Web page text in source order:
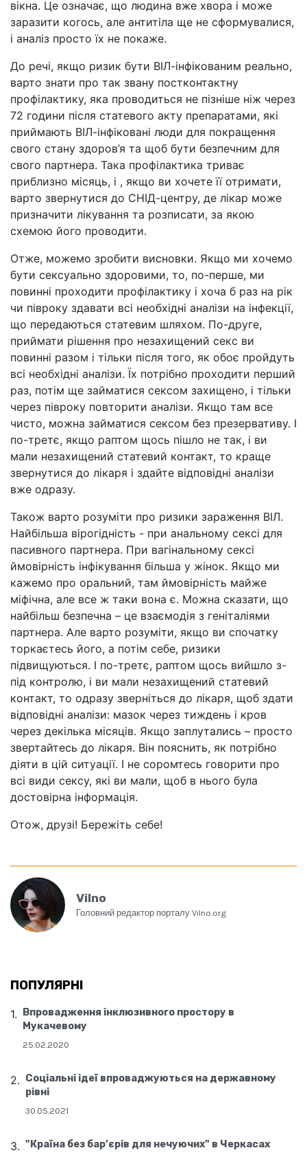
вікна. Це означає, що людина вже хвора і може
заразити когось, але антитіла ще не сформувалися,
і аналіз просто їх не покаже.
До речі, якщо ризик бути ВІЛ-інфікованим реально,
варто знати про так звану постконтактну
профілактику, яка проводиться не пізніше ніж через
72 години після статевого акту препаратами, які
приймають ВІЛ-інфіковані люди для покращення
свого стану здоров’я та щоб бути безпечним для
свого партнера. Така профілактика триває
приблизно місяць, і , якщо ви хочете її отримати,
варто звернутися до СНІД-центру, де лікар може
призначити лікування та розписати, за якою
схемою його проводити.
Отже, можемо зробити висновки. Якщо ми хочемо
бути сексуально здоровими, то, по-перше, ми
повинні проходити профілактику і хоча б раз на рік
чи півроку здавати всі необхідні аналізи на інфекції,
що передаються статевим шляхом. По-друге,
приймати рішення про незахищений секс ви
повинні разом і тільки після того, як обоє пройдуть
всі необхідні аналізи. Їх потрібно проходити перший
раз, потім ще займатися сексом захищено, і тільки
через півроку повторити аналізи. Якщо там все
чисто, можна займатися сексом без презервативу. І
по-третє, якщо раптом щось пішло не так, і ви
мали незахищений статевий контакт, то краще
звернутися до лікаря і здайте відповідні аналізи
вже одразу.
Також варто розуміти про ризики зараження ВІЛ.
Найбільша вірогідність - при анальному сексі для
пасивного партнера. При вагінальному сексі
ймовірність інфікування більша у жінок. Якщо ми
кажемо про оральний, там ймовірність майже
міфічна, але все ж таки вона є. Можна сказати, що
найбільш безпечна – це взаємодія з геніталіями
партнера. Але варто розуміти, якщо ви спочатку
торкаєтесь його, а потім себе, ризики
підвищуються. І по-третє, раптом щось вийшло з-
під контролю, і ви мали незахищений статевий
контакт, то одразу зверніться до лікаря, щоб здати
відповідні аналізи: мазок через тиждень і кров
через декілька місяців. Якщо заплутались – просто
звертайтесь до лікаря. Він пояснить, як потрібно
діяти в цій ситуації. І не соромтесь говорити про
всі види сексу, які ви мали, щоб в нього була
достовірна інформація.
Отож, друзі! Бережіть себе!
Vilno
Головний редактор порталу Vilno.org
ПОПУЛЯРНІ
Впровадження інклюзивного простору в
Мукачевому
25.02.2020
Соціальні ідеї впроваджуються на державному
рівні
30.05.2021
"Країна без бар’єрів для нечуючих" в Черкасах